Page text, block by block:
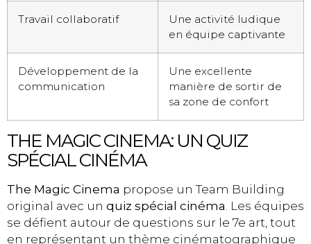
Travail collaboratif
Une activité ludique
en équipe captivante
Développement de la
communication
Une excellente
manière de sortir de
sa zone de confort
THE MAGIC CINEMA: UN QUIZ
SPÉCIAL CINÉMA
The Magic Cinema propose un Team Building
original avec un quiz spécial cinéma. Les équipes
se défient autour de questions sur le 7e art, tout
en représentant un thème cinématographique